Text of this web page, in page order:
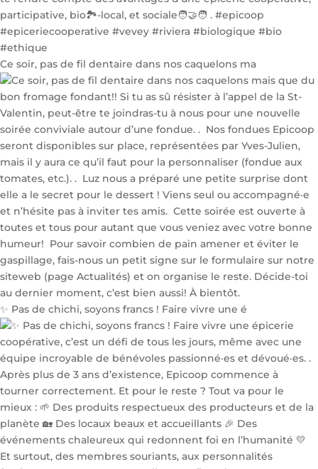
Ce soir, pas de fil dentaire dans nos caquelons ma
✨ Pas de chichi, soyons francs ! Faire vivre une é